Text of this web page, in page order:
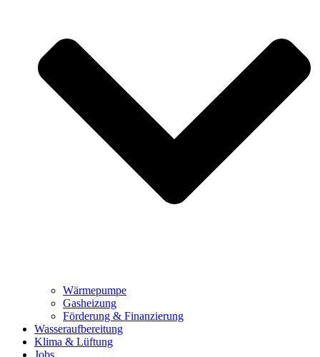
Wärmepumpe
Gasheizung
Förderung & Finanzierung
Wasseraufbereitung
Klima & Lüftung